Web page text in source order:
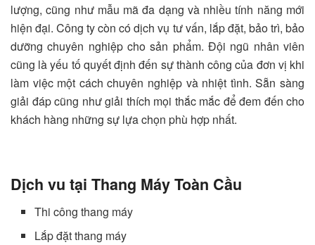
lượng, cũng như mẫu mã đa dạng và nhiều tính năng mới
hiện đại. Công ty còn có dịch vụ tư vấn, lắp đặt, bảo trì, bảo
dưỡng chuyên nghiệp cho sản phẩm. Đội ngũ nhân viên
cũng là yếu tố quyết định đến sự thành công của đơn vị khi
làm việc một cách chuyên nghiệp và nhiệt tình. Sẵn sàng
giải đáp cũng như giải thích mọi thắc mắc để đem đến cho
khách hàng những sự lựa chọn phù hợp nhất.
Dịch vu tại Thang Máy Toàn Cầu
Thi công thang máy
Lắp đặt thang máy